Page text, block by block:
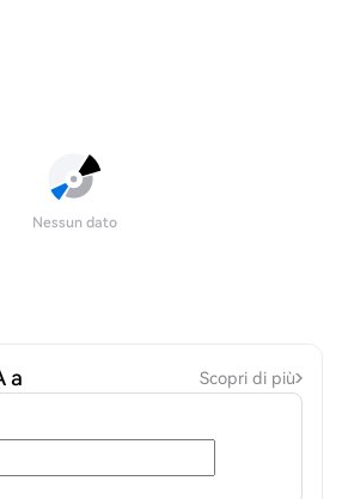
Nessun dato
a Scopri di più